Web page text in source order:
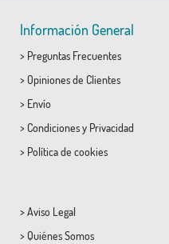
Información General
> Preguntas Frecuentes
> Opiniones de Clientes
> Envío
> Condicionesy Privacidad
> Política de cookies
> Aviso Legal
> Quiénes Somos